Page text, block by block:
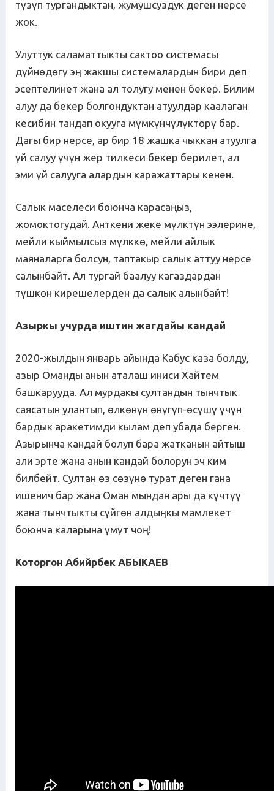
түзүп тургандыктан, жумушсуздук деген нерсе
жок.
Улуттук саламаттыкты сактоо системасы
дүйнөдөгү эң жакшы системалардын бири деп
эсептелинет жана ал толугу менен бекер. Билим
алуу да бекер болгондуктан атуулдар каалаган
кесибин тандап окууга мүмкүнчүлүктөрү бар.
Дагы бир нерсе, ар бир 18 жашка чыккан атуулга
үй салуу үчүн жер тилкеси бекер берилет, ал
эми үй салууга алардын каражаттары кенен.
Салык маселеси боюнча карасаңыз,
жомоктогудай. Анткени жеке мүлктүн ээлерине,
мейли кыймылсыз мүлккө, мейли айлык
маяналарга болсун, таптакыр салык аттуу нерсе
салынбайт. Ал тургай баалуу кагаздардан
түшкөн кирешелерден да салык алынбайт!
Азыркы учурда иштин жагдайы кандай
2020-жылдын январь айында Кабус каза болду,
азыр Оманды анын аталаш иниси Хайтем
башкарууда. Ал мурдакы султандын тынчтык
саясатын улантып, өлкөнүн өнүгүп-өсүшү үчүн
бардык аракетимди кылам деп убада берген.
Азырынча кандай болуп бара жатканын айтыш
али эрте жана анын кандай болорун эч ким
билбейт. Султан өз сөзүнө турат деген гана
ишенич бар жана Оман мындан ары да күчтүү
жана тынчтыкты сүйгөн алдыңкы мамлекет
боюнча каларына үмүт чоң!
Которгон Абийрбек АБЫКАЕВ